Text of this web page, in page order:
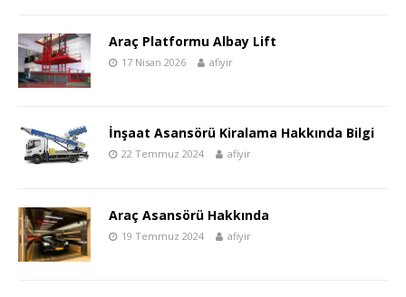
Araç Platformu Albay Lift
17 Nisan 2026 afiyir
İnşaat Asansörü Kiralama Hakkında Bilgi
22 Temmuz 2024 afiyir
Araç Asansörü Hakkında
19 Temmuz 2024 afiyir